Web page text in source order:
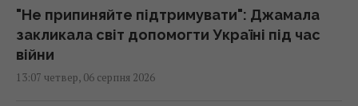
"Не припиняйте підтримувати": Джамала
закликала світ допомогти Україні під час
війни
13:07 четвер, 06 серпня 2026